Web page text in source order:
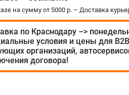
на сумму от 5000 р. – Доставка
по Краснодару –>
условия и цены для
организаций,
договора!